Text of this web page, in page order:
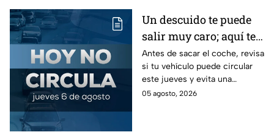
Un descuido te puede
salir muy caro; aquí te
contamos cómo queda
el Hoy No Circula para
este jueves
Antes de sacar el coche, revisa
si tu vehículo puede circular
este jueves y evita una
sanción que puede afectar tu
05 agosto, 2026